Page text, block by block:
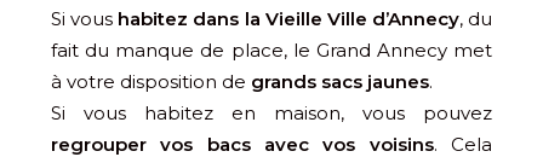
Si vous habitez dans la Vieille Ville d’Annecy, du
fait du manque de place, le Grand Annecy met
à votre disposition de grands sacs jaunes.
Si vous habitez en maison, vous pouvez
regrouper vos bacs avec vos voisins. Cela